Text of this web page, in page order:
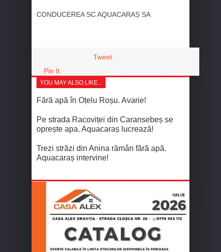
CONDUCEREA SC AQUACARAȘ SA
Tweet
Pin It
YOU MAY ALSO LIKE...
Fără apă în Oțelu Roșu. Avarie!
Pe strada Racoviței din Caransebeș se
oprește apa. Aquacaraș lucrează!
Trezi străzi din Anina rămân fără apă.
Aquacaraș intervine!